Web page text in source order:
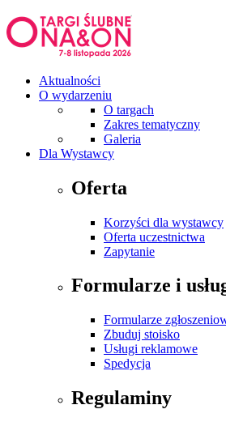
Aktualności
O wydarzeniu
O targach
Zakres tematyczny
Galeria
Dla Wystawcy
Oferta
Korzyści dla wystawcy
Oferta uczestnictwa
Zapytanie
Formularze i
Formularze
Zbuduj stoisko
Usługi reklamowe
Spedycja
Regulaminy